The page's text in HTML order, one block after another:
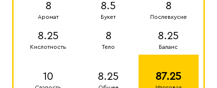
8
Аромат
8.5
Букет
8
Послевкусие
8.25
Кислотность
8
Тело
8.25
Баланс
10 8.25 87.25